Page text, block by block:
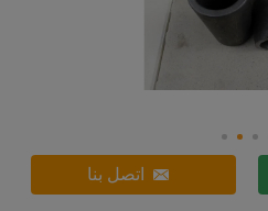
اتصل بنا